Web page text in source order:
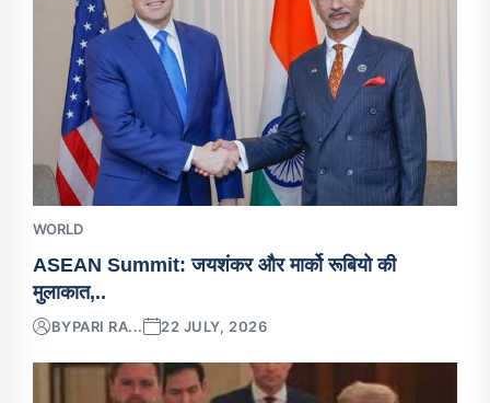
WORLD
ASEAN Summit: जयशंकर और मार्को रूबियो की
मुलाकात,..
BYPARI RA... 22 JULY, 2026